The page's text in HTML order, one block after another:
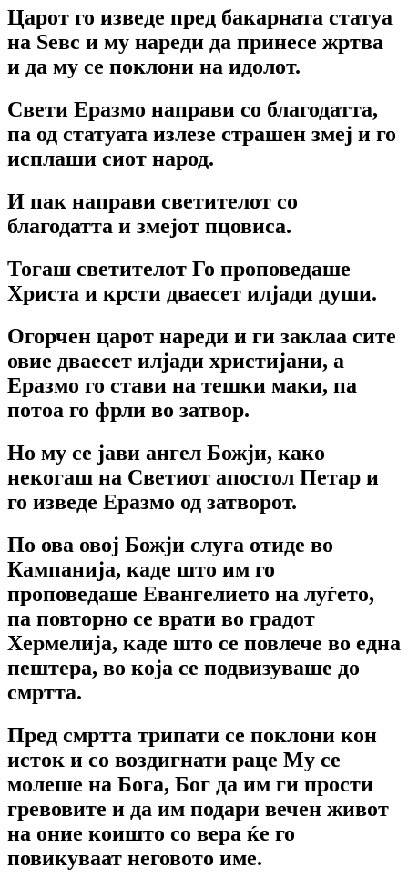
Царот го изведе пред бакарната статуа
на Ѕевс и му нареди да принесе жртва
и да му се поклони на идолот.
Свети Еразмо направи со благодатта,
па од статуата излезе страшен змеј и го
исплаши сиот народ.
И пак направи светителот со
благодатта и змејот пцовиса.
Тогаш светителот Го проповедаше
Христа и крсти дваесет илјади души.
Огорчен царот нареди и ги заклаа сите
овие дваесет илјади христијани, а
Еразмо го стави на тешки маки, па
потоа го фрли во затвор.
Но му се јави ангел Божји, како
некогаш на Светиот апостол Петар и
го изведе Еразмо од затворот.
По ова овој Божји слуга отиде во
Кампанија, каде што им го
проповедаше Евангелието на луѓето,
па повторно се врати во градот
Хермелија, каде што се повлече во една
пештера, во која се подвизуваше до
смртта.
Пред смртта трипати се поклони кон
исток и со воздигнати раце Му се
молеше на Бога, Бог да им ги прости
гревовите и да им подари вечен живот
на оние коишто со вера ќе го
повикуваат неговото име.